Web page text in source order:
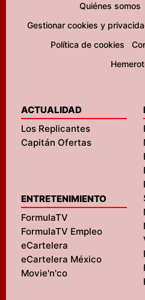
Quiénes somos
Gestionar cookies y
Política de cookies
ACTUALIDAD
Los Replicantes
Capitán Ofertas
ENTRETENIMIENTO
FormulaTV
FormulaTV Empleo
eCartelera
eCartelera México
Movie'n'co